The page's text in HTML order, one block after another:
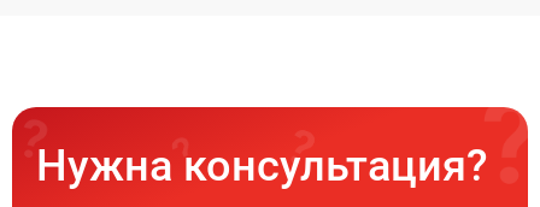
Нужна консультация?